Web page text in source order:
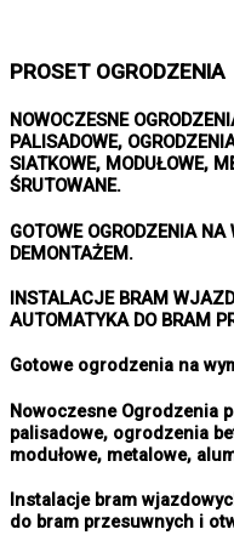
PROSET OGRODZENIA
NOWOCZESNE
PALISADOWE,
SIATKOWE, MODUŁOWE,
ŚRUTOWANE.
GOTOWE OGRODZENIA
DEMONTAŻEM.
INSTALACJE BRAM
AUTOMATYKA DO BRAM
Gotowe ogrodzenia na
Nowoczesne Ogrodzenia
palisadowe, ogrodzenia
modułowe, metalowe,
Instalacje bram
do bram przesuwnych i